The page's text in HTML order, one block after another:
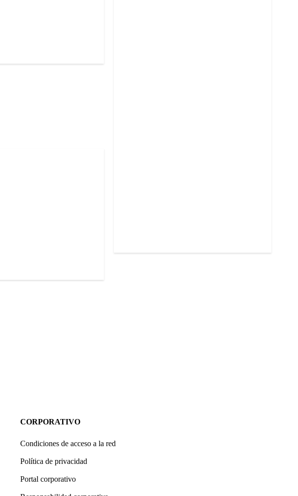
CORPORATIVO
Condiciones de acceso a la red
Política de privacidad
Portal corporativo